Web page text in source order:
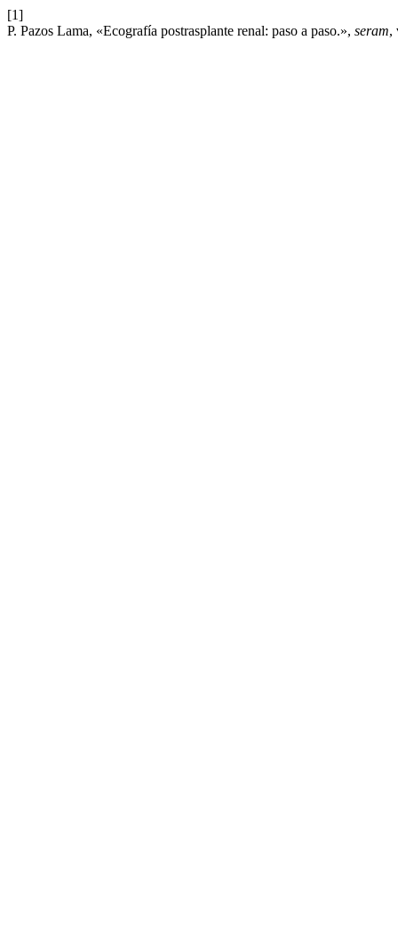
[1]
P. Pazos Lama, «Ecografía postrasplante renal: paso a paso.», seram,